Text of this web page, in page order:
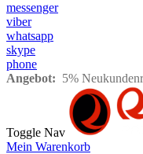
messenger
viber
whatsapp
skype
phone
Angebot: 5%
Toggle Nav
Mein Warenkorb